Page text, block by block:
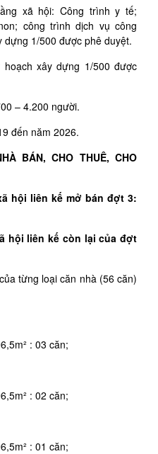
xã hội: Công trình y tế;
công trình dịch vụ công
dựng 1/500 được phê duyệt.
xây dựng 1/500 được
– 4.200 người.
đến năm 2026.
BÁN, CHO THUÊ, CHO
hội liên kế mở bán đợt 3:
hội liên kế còn lại của đợt
từng loại căn nhà (56 căn)
: 03 căn;
: 02 căn;
: 01 căn;